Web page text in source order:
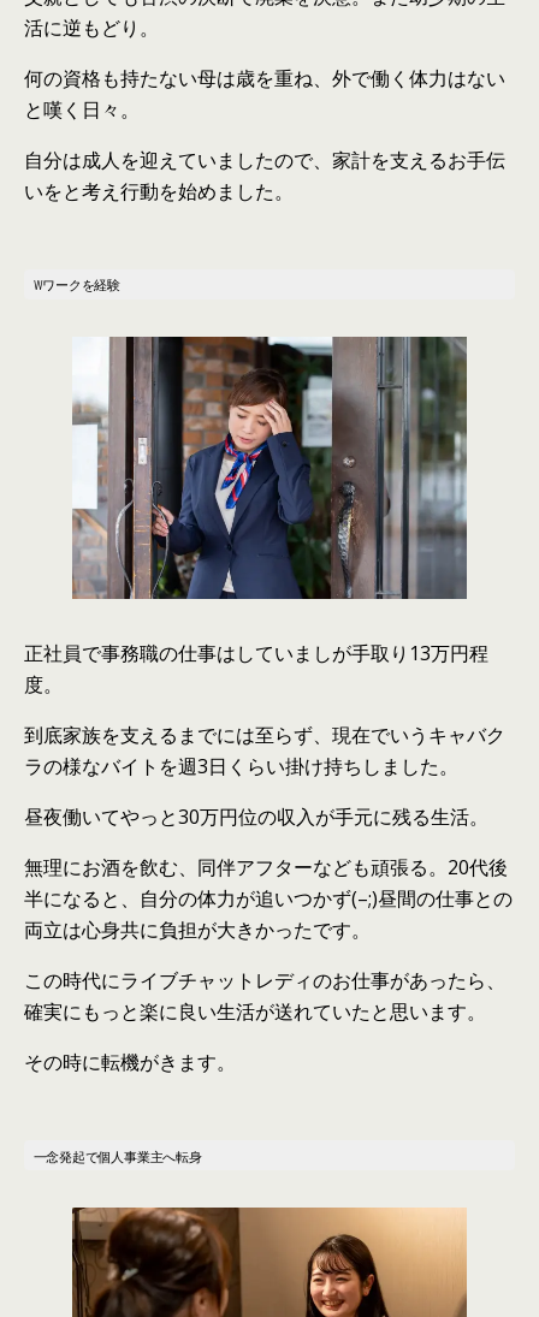
活に逆もどり。
何の資格も持たない母は歳を重ね、外で働く体力はない
と嘆く日々。
自分は成人を迎えていましたので、家計を支えるお手伝
いをと考え行動を始めました。
Wワークを経験
正社員で事務職の仕事はしていましが手取り13万円程
度。
到底家族を支えるまでには至らず、現在でいうキャバク
ラの様なバイトを週3日くらい掛け持ちしました。
昼夜働いてやっと30万円位の収入が手元に残る生活。
無理にお酒を飲む、同伴アフターなども頑張る。20代後
半になると、自分の体力が追いつかず(–;)昼間の仕事との
両立は心身共に負担が大きかったです。
この時代にライブチャットレディのお仕事があったら、
確実にもっと楽に良い生活が送れていたと思います。
その時に転機がきます。
一念発起で個人事業主へ転身